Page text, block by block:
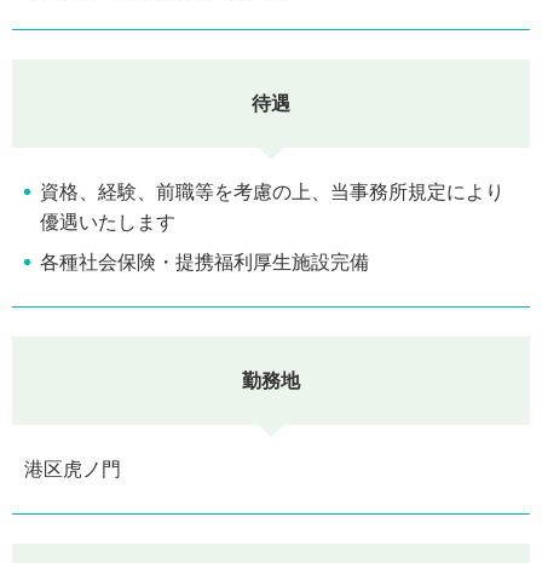
待遇
資格、経験、前職等を考慮の上、当事務所規定により
優遇いたします
各種社会保険・提携福利厚生施設完備
勤務地
港区虎ノ門